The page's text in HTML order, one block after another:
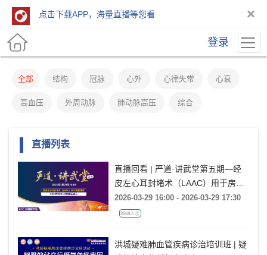
点击下载APP，海量直播等您看 ×
登录
全部 结构 冠脉 心外 心律失常 心衰
高血压 外周动脉 肺动脉高压 综合
直播列表
直播回看 | 严道·讲武堂第五期—经
皮左心耳封堵术（LAAC）用于房颤
预防：CHAMPION-AF的循证启示
2026-03-29 16:00 - 2026-03-29 17:30
2569人次
洪城疑难肺血管疾病诊治培训班 | 疑